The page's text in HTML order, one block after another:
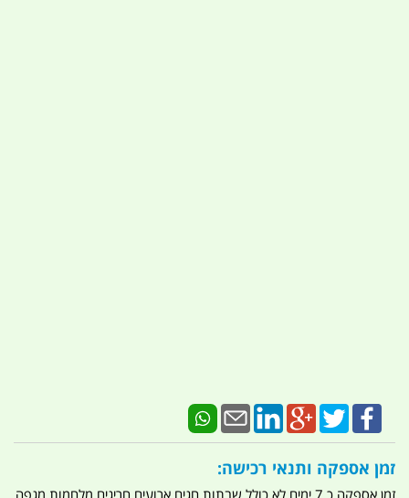
זמן אספקה ותנאי רכישה:
זמן אספקה כ 7 ימים לא כולל שבתות חגים ארועים חריגים מלחמות מגפה